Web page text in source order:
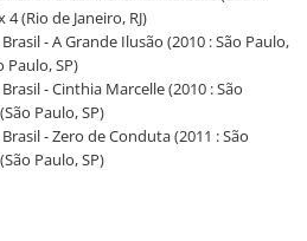
4 (Rio de Janeiro, RJ)
- A Grande Ilusão (2010 : São Paulo,
Paulo, SP)
- Cinthia Marcelle (2010 : São
Paulo, SP)
- Zero de Conduta (2011 : São
Paulo, SP)